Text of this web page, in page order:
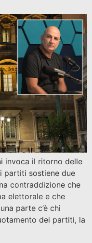
invoca il ritorno delle
partiti sostiene due
contraddizione che
elettorale e che
parte c’è chi
dei partiti, la